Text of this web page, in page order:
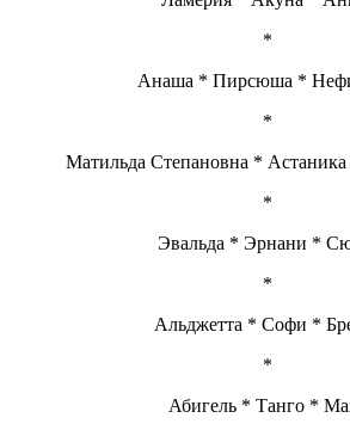
*
Анаша * Пирсюша *
*
Матильда Степановна *
*
Эвальда * Эрнани *
*
Альджетта * Софи *
*
Абигель * Танго *